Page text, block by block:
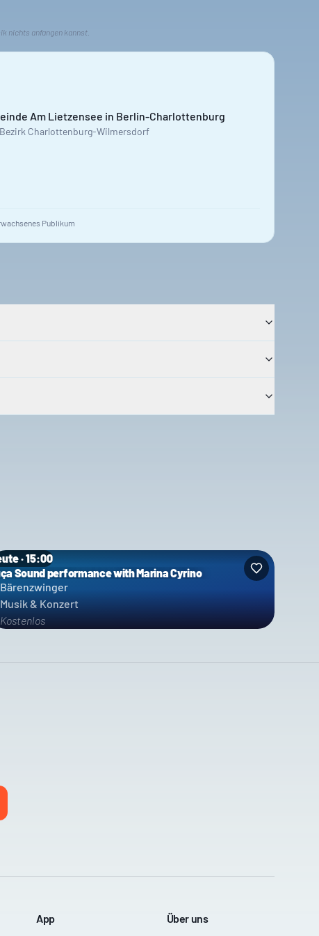
nichts anfangen kannst.
Am Lietzensee in Berlin-Charlottenburg
Charlottenburg-Wilmersdorf
Publikum
· 15:00
Sound performance with Marina Cyrino
Bärenzwinger
Musik & Konzert
Kostenlos
App Über uns